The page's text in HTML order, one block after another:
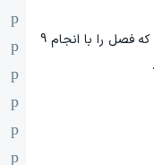
محمدمهدی زارع در حالی امشب مقابل سوچی دور از ترکیب بود و برای پنجمین هفته پیاپی به‌طور کامل روی نیمکت نشست که فصل را با انجام 9